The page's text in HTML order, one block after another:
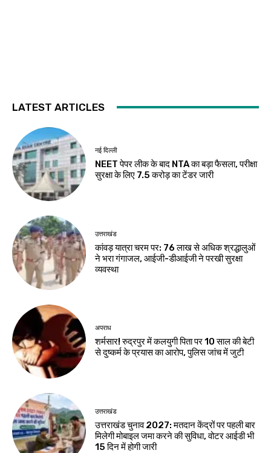
LATEST ARTICLES
नई दिल्ली
NEET पेपर लीक के बाद NTA का बड़ा फैसला, परीक्षा
सुरक्षा के लिए ₹7.5 करोड़ का टेंडर जारी
उत्तराखंड
कांवड़ यात्रा चरम पर: 76 लाख से अधिक श्रद्धालुओं
ने भरा गंगाजल, आईजी-डीआईजी ने परखी सुरक्षा
व्यवस्था
अपराध
शर्मसार! रुद्रपुर में कलयुगी पिता पर 10 साल की बेटी
से दुष्कर्म के प्रयास का आरोप, पुलिस जांच में जुटी
उत्तराखंड
उत्तराखंड चुनाव 2027: मतदान केंद्रों पर पहली बार
मिलेगी मोबाइल जमा करने की सुविधा, वोटर आईडी भी
15 दिन में होगी जारी